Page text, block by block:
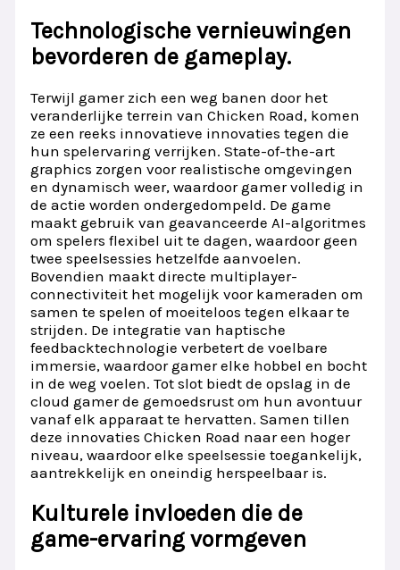
Technologische vernieuwingen
bevorderen de gameplay.
Terwijl gamer zich een weg banen door het
veranderlijke terrein van Chicken Road, komen
ze een reeks innovatieve innovaties tegen die
hun spelervaring verrijken. State-of-the-art
graphics zorgen voor realistische omgevingen
en dynamisch weer, waardoor gamer volledig in
de actie worden ondergedompeld. De game
maakt gebruik van geavanceerde AI-algoritmes
om spelers flexibel uit te dagen, waardoor geen
twee speelsessies hetzelfde aanvoelen.
Bovendien maakt directe multiplayer-
connectiviteit het mogelijk voor kameraden om
samen te spelen of moeiteloos tegen elkaar te
strijden. De integratie van haptische
feedbacktechnologie verbetert de voelbare
immersie, waardoor gamer elke hobbel en bocht
in de weg voelen. Tot slot biedt de opslag in de
cloud gamer de gemoedsrust om hun avontuur
vanaf elk apparaat te hervatten. Samen tillen
deze innovaties Chicken Road naar een hoger
niveau, waardoor elke speelsessie toegankelijk,
aantrekkelijk en oneindig herspeelbaar is.
Kulturele invloeden die de
game-ervaring vormgeven